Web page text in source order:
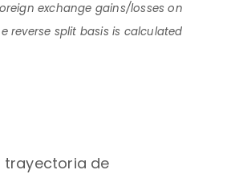
exchange gains/losses on
reverse split basis is calculated
trayectoria de